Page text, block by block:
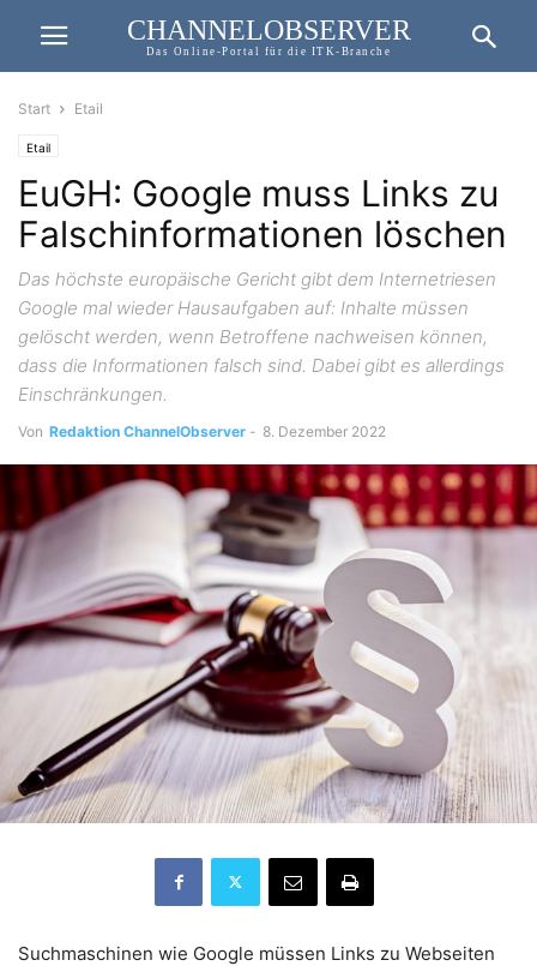
CHANNELOBSERVER
Das Online-Portal für die ITK-Branche
Start Etail
Etail
EuGH: Google muss Links zu
Falschinformationen löschen
Das höchste europäische Gericht gibt dem Internetriesen
Google mal wieder Hausaufgaben auf: Inhalte müssen
gelöscht werden, wenn Betroffene nachweisen können,
dass die Informationen falsch sind. Dabei gibt es allerdings
Einschränkungen.
Von Redaktion ChannelObserver - 8. Dezember 2022
Suchmaschinen wie Google müssen Links zu Webseiten